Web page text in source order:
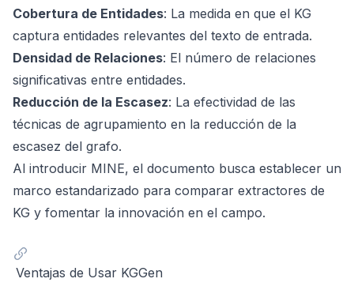
Cobertura de Entidades: La medida en que el KG
captura entidades relevantes del texto de entrada.
Densidad de Relaciones: El número de relaciones
significativas entre entidades.
Reducción de la Escasez: La efectividad de las
técnicas de agrupamiento en la reducción de la
escasez del grafo.
Al introducir MINE, el documento busca establecer un
marco estandarizado para comparar extractores de
KG y fomentar la innovación en el campo.
Ventajas de Usar KGGen